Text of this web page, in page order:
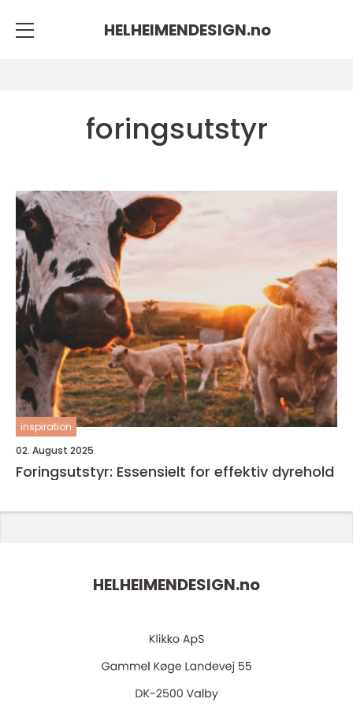
HELHEIMENDESIGN.no
foringsutstyr
inspiration
02. August 2025
Foringsutstyr: Essensielt for effektiv dyrehold
HELHEIMENDESIGN.no